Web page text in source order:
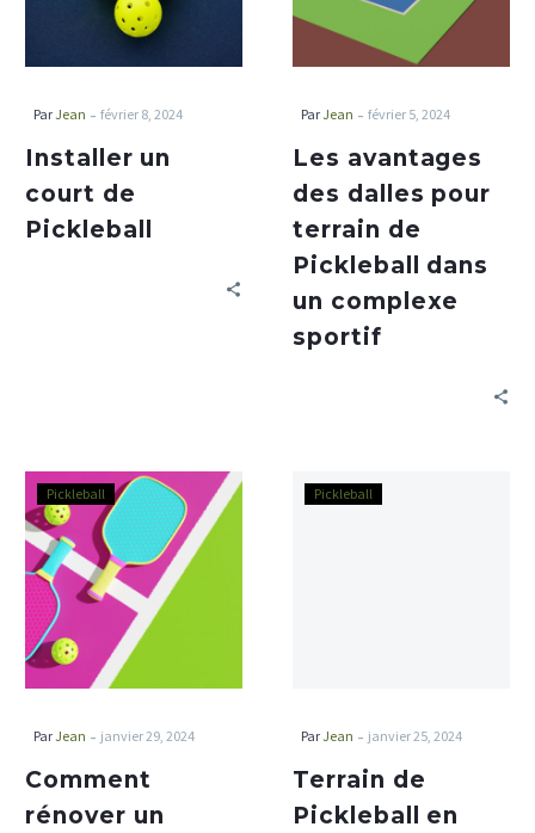
ParJean - février 8, 2024
Installer un
court de
Pickleball
ParJean - février 5, 2024
Les avantages
des dalles pour
terrain de
Pickleball dans
un complexe
sportif
Pickleball
ParJean -janvier 29, 2024
Comment
rénover un
Pickleball
ParJean -janvier 25, 2024
Terrain de
Pickleball en